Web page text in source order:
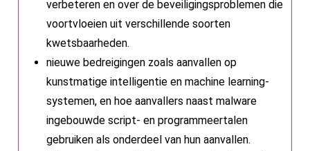
verbeteren en over de beveiligingsproblemen die
voortvloeien uit verschillende soorten
kwetsbaarheden.
nieuwe bedreigingen zoals aanvallen op
kunstmatige intelligentie en machine learning-
systemen, en hoe aanvallers naast malware
ingebouwde script- en programmeertalen
gebruiken als onderdeel van hun aanvallen.